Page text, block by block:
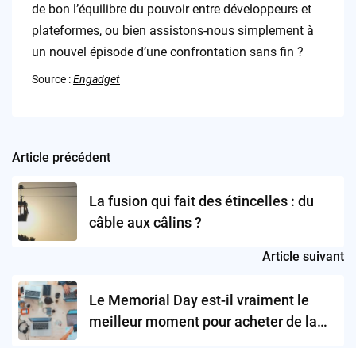
de bon l’équilibre du pouvoir entre développeurs et
plateformes, ou bien assistons-nous simplement à
un nouvel épisode d’une confrontation sans fin ?
Source :Engadget
Post
navigation
Article précédent
La fusion qui fait des étincelles : du
câble aux câlins ?
Article suivant
Le Memorial Day est-il vraiment le
meilleur moment pour acheter de la